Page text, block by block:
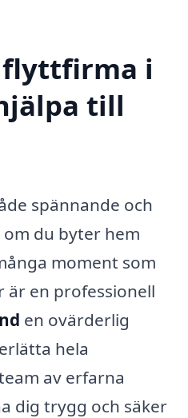
flyttfirma i
till
spännande och
du byter hem
moment som
är en professionell
en ovärderlig
hela
av erfarna
dig trygg och säker